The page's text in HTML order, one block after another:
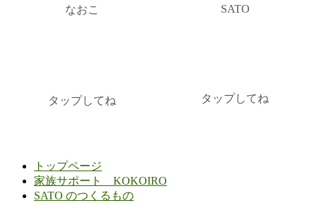
なおこ
タップしてね
SATO
タップしてね
トップページ
家族サポート KOKOIRO
SATO のつくるもの